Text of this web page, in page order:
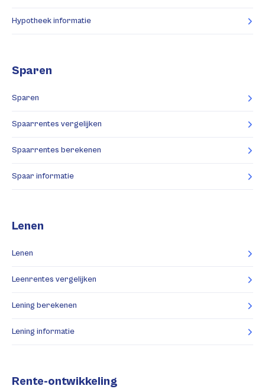
Hypotheek informatie
Sparen
Sparen
Spaarrentes vergelijken
Spaarrentes berekenen
Spaar informatie
Lenen
Lenen
Leenrentes vergelijken
Lening berekenen
Lening informatie
Rente-ontwikkeling